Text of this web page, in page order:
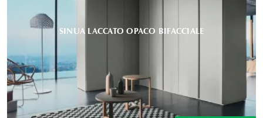
SINUA LACCATO OPACO BIFACCIALE